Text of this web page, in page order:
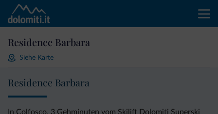
Residence Barbara
Siehe Karte
Residence Barbara
In Colfosco, 3 Gehminuten vom Skilift Dolomiti Superski